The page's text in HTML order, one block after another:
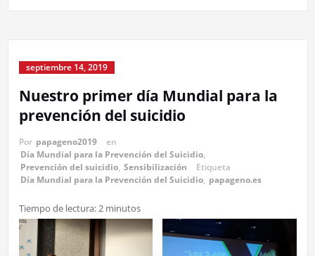
septiembre 14, 2019
Nuestro primer día Mundial para la
prevención del suicidio
Por papageno2019
en
Día Mundial para la Prevención del Suicidio,
Prevención del suicidio, Sensibilización
Etiqueta
Día Mundial para la Prevención del Suicidio, papageno.es
Tiempo de lectura:2 minutos